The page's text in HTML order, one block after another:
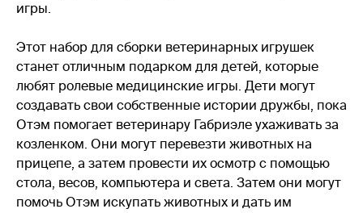
игры.
Этот набор для сборки ветеринарных игрушек
станет отличным подарком для детей, которые
любят ролевые медицинские игры. Дети могут
создавать свои собственные истории дружбы, пока
Отэм помогает ветеринару Габриэле ухаживать за
козленком. Они могут перевезти животных на
прицепе, а затем провести их осмотр с помощью
стола, весов, компьютера и света. Затем они могут
помочь Отэм искупать животных и дать им